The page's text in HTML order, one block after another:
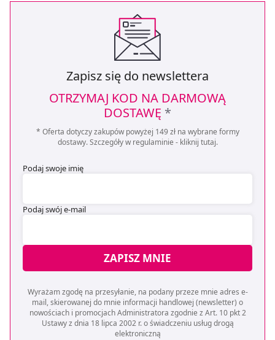
Zapisz się do newslettera
OTRZYMAJ KOD NA DARMOWĄ
DOSTAWĘ *
* Oferta dotyczy zakupów powyżej 149 zł na wybrane formy
dostawy. Szczegóły w regulaminie - kliknij tutaj.
Podaj swoje imię
Podaj swój e-mail
ZAPISZ MNIE
Wyrażam zgodę na przesyłanie, na podany przeze mnie adres e-
mail, skierowanej do mnie informacji handlowej (newsletter) o
nowościach i promocjach Administratora zgodnie z Art. 10 pkt 2
Ustawy z dnia 18 lipca 2002 r. o świadczeniu usług drogą
elektroniczną